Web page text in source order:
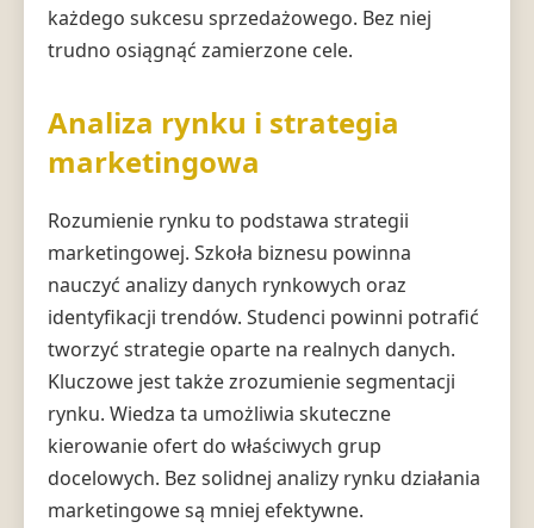
każdego sukcesu sprzedażowego. Bez niej
trudno osiągnąć zamierzone cele.
Analiza rynku i strategia
marketingowa
Rozumienie rynku to podstawa strategii
marketingowej. Szkoła biznesu powinna
nauczyć analizy danych rynkowych oraz
identyfikacji trendów. Studenci powinni potrafić
tworzyć strategie oparte na realnych danych.
Kluczowe jest także zrozumienie segmentacji
rynku. Wiedza ta umożliwia skuteczne
kierowanie ofert do właściwych grup
docelowych. Bez solidnej analizy rynku działania
marketingowe są mniej efektywne.